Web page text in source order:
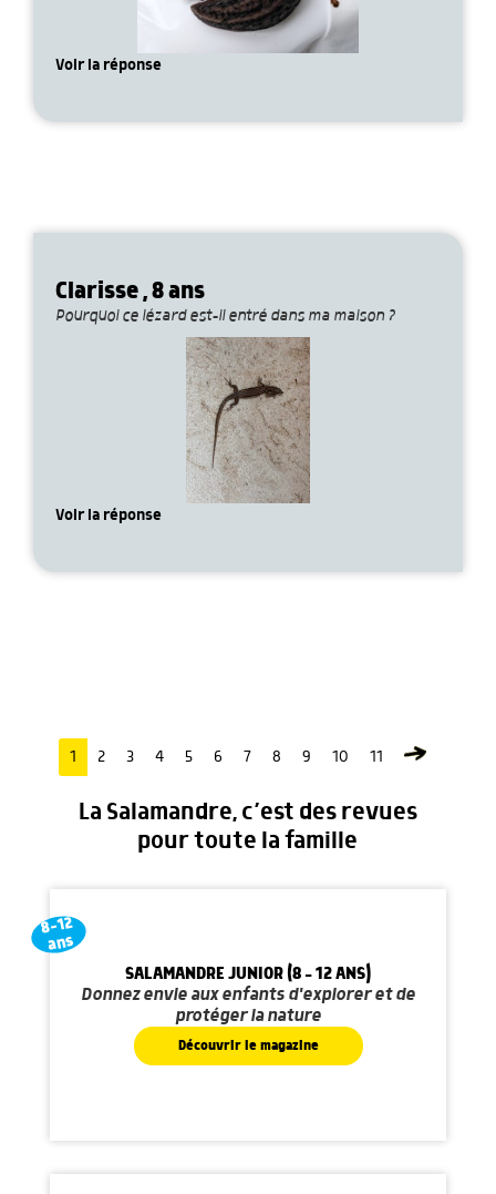
Voir la réponse
Clarisse , 8 ans
Pourquoi ce lézard est-il entré dans ma maison ?
Voir la réponse
1 2 3 4 5 6 7 8 9 10 11
La Salamandre, c’est des revues
pour toute la famille
8-12
ans
SALAMANDRE JUNIOR (8 - 12 ANS)
Donnez envie aux enfants d'explorer et de
protéger la nature
Découvrir le magazine